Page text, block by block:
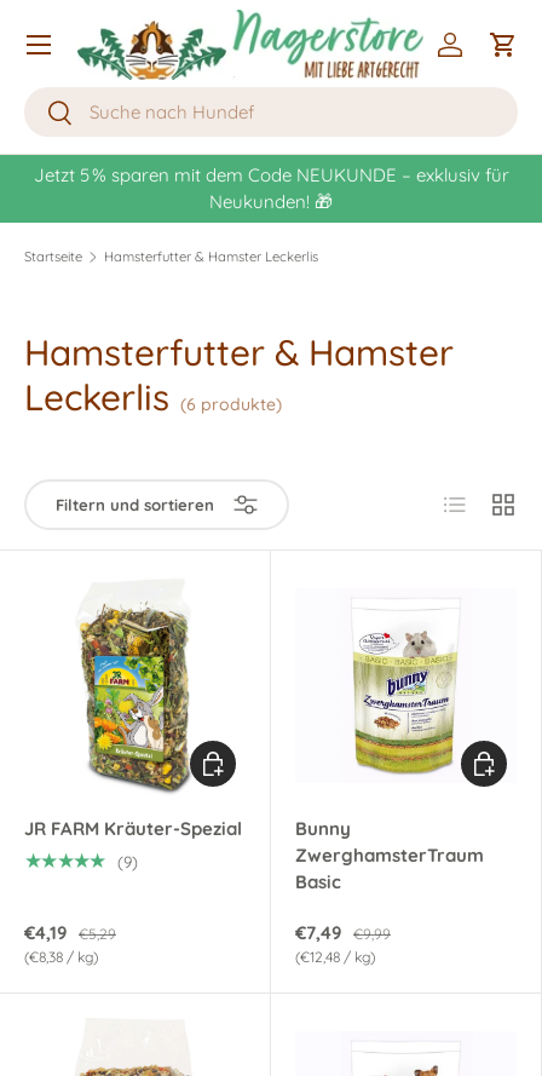
Direkt zum Inhalt
Suchen
Suchen
Einloggen
Menü
– exklusiv für
Kostenlose Lieferung bereits ab 49 €
Startseite Hamsterfutter & Hamster Leckerlis
Hamsterfutter & Hamster
Leckerlis (6 produkte)
Filtern und sortieren Produktliste
JR FARM Kräuter-Spezial
★★★★★
(9)
€4,19
€5,29
Grundpreis
€8,38 / kg
Optionen auswählen
Bunny
ZwerghamsterTraum
Basic
€7,49
€9,99
Grundpreis
€12,48 / kg